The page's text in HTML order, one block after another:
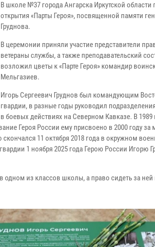
В школе №37 города Ангарска Иркутской
открытия «Парты Героя», посвященной памяти
Груднова.
В церемонии приняли участие представители
ветераны службы, а также преподавательский
возложил цветы к «Парте Героя» командир
Мельгазиев.
Игорь Сергеевич Груднов был командующим
гвардии, в разные годы руководил
в боевых действиях на Северном Кавказе. В
Героя России ему присвоено в 2000 году
11 октября 2018 года в окружном
1 ноября 2025 года Герою России Игорю
одном из классов школы, а право сидеть за